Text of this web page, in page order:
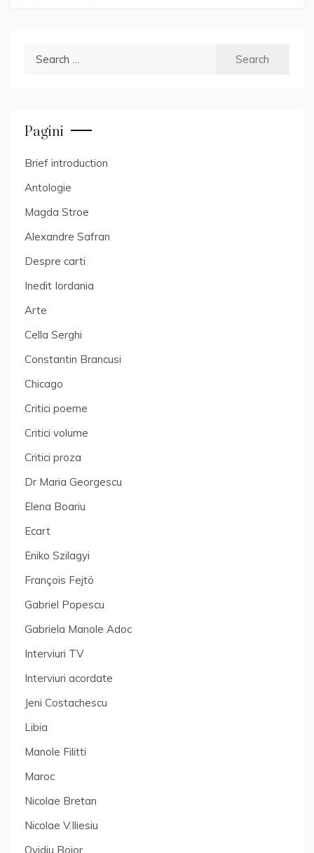
Pagini
Brief introduction
Antologie
Magda Stroe
Alexandre Safran
Despre carti
Inedit Iordania
Arte
Cella Serghi
Constantin Brancusi
Chicago
Critici poeme
Critici volume
Critici proza
Dr Maria Georgescu
Elena Boariu
Ecart
Eniko Szilagyi
François Fejtö
Gabriel Popescu
Gabriela Manole Adoc
Interviuri TV
Interviuri acordate
Jeni Costachescu
Libia
Manole Filitti
Maroc
Nicolae Bretan
Nicolae V.Iliesiu
Ovidiu Bojor